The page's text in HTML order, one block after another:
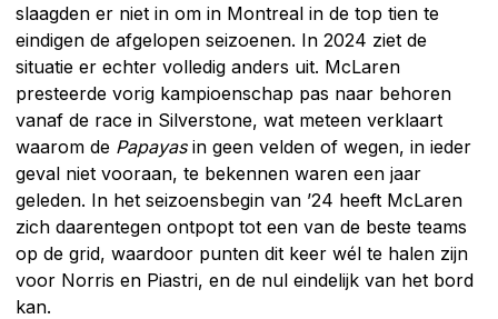
slaagden er niet in om in Montreal in de top tien te
eindigen de afgelopen seizoenen. In 2024 ziet de
situatie er echter volledig anders uit. McLaren
presteerde vorig kampioenschap pas naar behoren
vanaf de race in Silverstone, wat meteen verklaart
waarom de Papayas in geen velden of wegen, in ieder
geval niet vooraan, te bekennen waren een jaar
geleden. In het seizoensbegin van ’24 heeft McLaren
zich daarentegen ontpopt tot een van de beste teams
op de grid, waardoor punten dit keer wél te halen zijn
voor Norris en Piastri, en de nul eindelijk van het bord
kan.